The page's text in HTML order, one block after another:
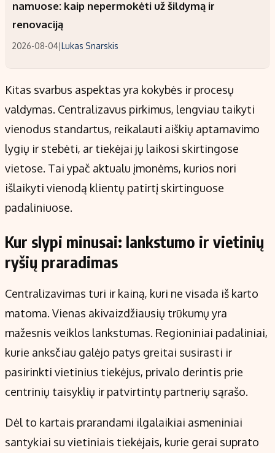
namuose: kaip nepermokėti už šildymą ir
renovaciją
2026-08-04|Lukas Snarskis
Kitas svarbus aspektas yra kokybės ir procesų
valdymas. Centralizavus pirkimus, lengviau taikyti
vienodus standartus, reikalauti aiškių aptarnavimo
lygių ir stebėti, ar tiekėjai jų laikosi skirtingose
vietose. Tai ypač aktualu įmonėms, kurios nori
išlaikyti vienodą klientų patirtį skirtinguose
padaliniuose.
Kur slypi minusai: lankstumo ir vietinių
ryšių praradimas
Centralizavimas turi ir kainą, kuri ne visada iš karto
matoma. Vienas akivaizdžiausių trūkumų yra
mažesnis veiklos lankstumas. Regioniniai padaliniai,
kurie anksčiau galėjo patys greitai susirasti ir
pasirinkti vietinius tiekėjus, privalo derintis prie
centrinių taisyklių ir patvirtintų partnerių sąrašo.
Dėl to kartais prarandami ilgalaikiai asmeniniai
santykiai su vietiniais tiekėjais, kurie gerai suprato